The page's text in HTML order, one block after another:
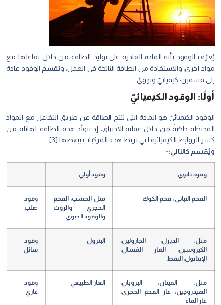
يُعرّف الوقود بأنه المادة القادرة على توليد الطاقة من خلال تفاعلها مع
مواد أخرى، والاستفادة من الطاقة الناتجة في العمل، ويُقسم الوقود عادة
إلى قسمين: كيميائيّ ونوويّ.
أولًا: الوقود الكيميائيّ
الوقود الكيميائيّ هو المادة التي تنتج الطاقة عن طريق التفاعل مع المواد
المحيطة خاصّةً من خلال عملية الاحتراق، إذ تتولّد هذه الطاقة الهائلة من
كسر الروابط الكيميائية التي تربط هذه المركبات ببعضها.[3]
ويُقسم كالتالي:-
وقود ثانوي وقود أولي
الفحم النباتي ، فحم الكوك
مثل الخشب، الفحم
الحجري والروث
والوقود الحيوي
وقود
صلب
مثل: الديزل، الجازولين،
الكيروسين،الغاز المُسال،
الإيثانول، النفط
البترول
وقود
سائل
مثل: الميثان، البروبان،
الهيدروجين، غاز الفحم الحجري،
غاز الماء
الغاز الطبيعي
وقود
غازي